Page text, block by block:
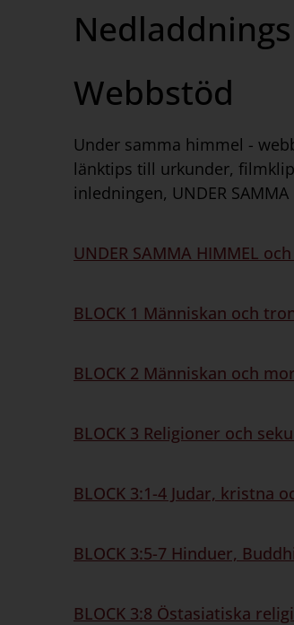
Webbstöd
Under samma himmel -
länktips till urkunder,
inledningen, UNDER
UNDER SAMMA HIMMEL
BLOCK 1 Människan och
BLOCK 2 Människan och
BLOCK 3 Religioner och
BLOCK 3:1-4 Judar, kristna
BLOCK 3:5-7 Hinduer,
BLOCK 3:8 Östasiatiska